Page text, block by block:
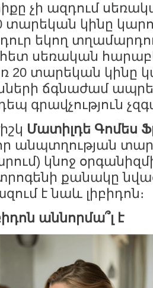
չի ազդում
տարեկան կինը
եկող
սեռական
20 տարեկան կինը
ճգնաժամ
գրավչություն
Մատիլդե Գոմես
անպտղության
կնոջ
քանակը
է նաև լիբիդոն։
աննորմա՞լ է